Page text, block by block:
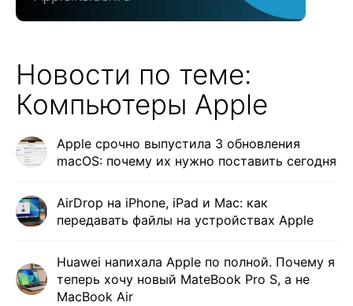
Новости по теме:
Компьютеры Apple
Apple срочно выпустила 3 обновления
macOS: почему их нужно поставить сегодня
AirDrop на iPhone, iPad и Mac: как
передавать файлы на устройствах Apple
Huawei напихала Apple по полной. Почему я
теперь хочу новый MateBook Pro S, а не
MacBook Air